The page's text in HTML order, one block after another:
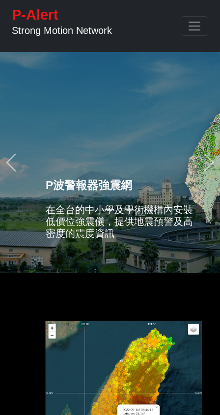
P-Alert
Strong Motion Network
P波警報器強震網
在全台的中小學及學術機構內安裝
低價位強震儀，提供地震預警及高
密度的震度資訊
Previous